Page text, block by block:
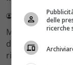
Redazione Velvet
Mediaset sceglie
della Fortuna
rinviando a
delle
ricerche